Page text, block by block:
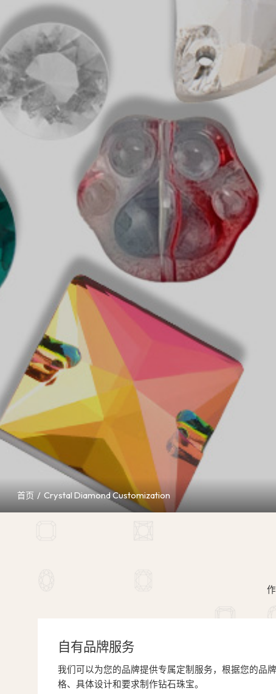
首页 / Crystal Diamond Customization
自有品牌服务
我们可以为您的品牌提供专属定制服务，根据您的品
格、具体设计和要求制作钻石珠宝。